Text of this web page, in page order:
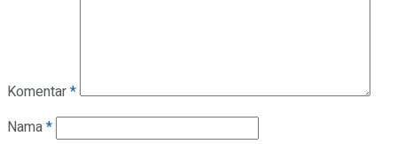
Komentar*
Nama*